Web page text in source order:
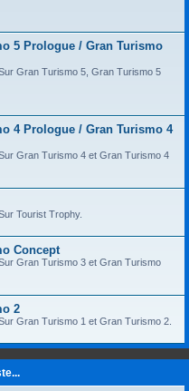
5 Prologue / Gran Turismo
Gran Turismo 5, Gran Turismo 5
4 Prologue / Gran Turismo 4
Gran Turismo 4 et Gran Turismo 4
Tourist Trophy.
Concept
Gran Turismo 3 et Gran Turismo
2
Gran Turismo 1 et Gran Turismo 2.